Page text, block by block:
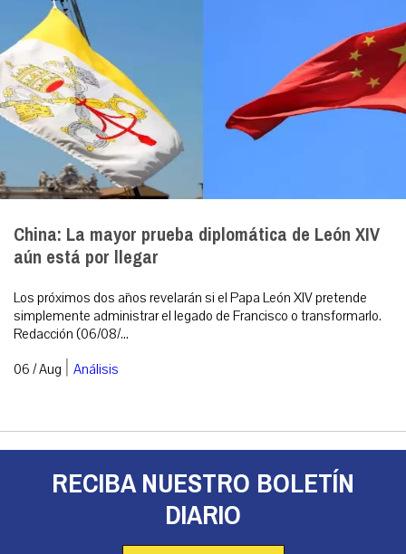
China: La mayor prueba diplomática de León XIV
aún está por llegar
Los próximos dos años revelarán si el Papa León XIV pretende
simplemente administrar el legado de Francisco o transformarlo.
Redacción (06/08/...
06 / Aug | Análisis
RECIBA NUESTRO BOLETÍN
DIARIO